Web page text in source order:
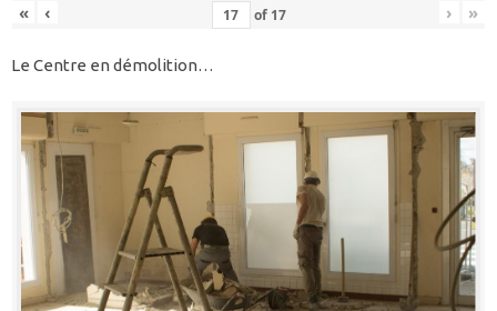
« ‹ of 17 › »
Le Centre en démolition…